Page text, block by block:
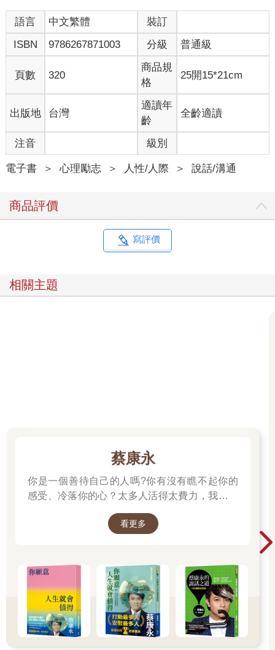
迫切。我們快速奔向充滿未知的未來，卻有許多人感覺愈來愈迷
惘。畢竟，連眼前的科技都還沒精通，明天又出現了新的科技。
大家可能在電腦螢幕前感到孤立，因為有些對話沒有進行而深感
困擾。
而探索這些未知的領域，需要一套新的技能。我們需要超脫有限
的自我、掌握新技巧和建立關係的工具，以重新連結彼此。無論
眼前是什麼特殊挑戰，例如破碎的關係、家中未知的情況或重大
的職業選擇，都可以做好應變、克服衝擊，因為我們懂得進行有
……
在第一部分，我指出對話是人生發展的主要媒介，微小的改變可
以造成很大的不同。我概述了破壞對話的情況，並說明為何成為
更有自覺、有創意的參與者，有助於改變我們談話的方法，得到
生的對話。我透過七個人的故事來解釋七大轉變，他們在生命中
顧問心理學家長達十多年，但最具啟發性的經驗其實是那些在廚
房與臥室的一對一對話，而非會議室裡的交談。
不是每個人都是高階主管、商業領袖或公務員。然而，許多人是
父母、伴侶與情人、手足、朋友及鄰居。我希望，透過見證其他
書中七個故事都是源自現實生活中的人，所有身分的細節已更
伴他們。幫助他們為重要對話做準備、強化自我、吸收重要對話
的衝擊，對我而言一直是個榮幸與學習機會。
我相信，只要更加覺察，平凡會變得不平凡，日常的互動也可以
成為改變人生的對話。當思想相遇、心胸開闊、靈魂觸動，一起
談話使人們瞥見更廣大的現實狀況，我們會想起自己是什麼樣的
人、個人的獨特之處，以及來到世上要做的事。
語言 中文繁體
裝訂
ISBN
9786267871003 分級 普通級
頁數 320
商品規
格
25開15*21cm
出版地 台灣
適讀年
齡
全齡適讀
注音 級別
電子書 ＞ 心理勵志 ＞ 人性/人際 ＞ 說話/溝通
商品評價
寫評價
相關主題
蔡康永
你是一個善待自己的人嗎?你有沒有瞧不起你的
感受、冷落你的心？太多人活得太費力，我想為
舒服、也更滿足的方法。所以我寫了這本書。
看更多